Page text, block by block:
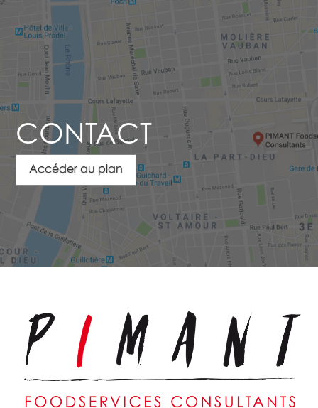
CONTACT
Accéder au plan